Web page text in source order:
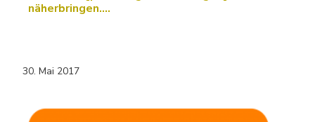
näherbringen....
30. Mai 2017